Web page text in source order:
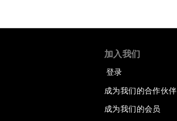
加入我们
登录
成为我们的合作伙伴
成为我们的会员